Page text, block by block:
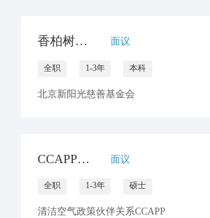
香柏树专项公益运营传播主管 面议
全职 1-3年 本科
北京新阳光慈善基金会
CCAPP秘书处 招聘传播官员 面议
全职 1-3年 硕士
清洁空气政策伙伴关系CCAPP